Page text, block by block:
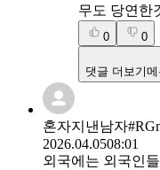
무도 당연한
0 0
댓글 더보기메
혼자지낸남자
2026.04.0508:01
외국에는 외국인